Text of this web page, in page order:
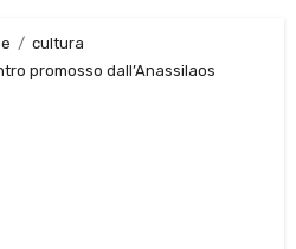
cultura
promosso dall’Anassilaos